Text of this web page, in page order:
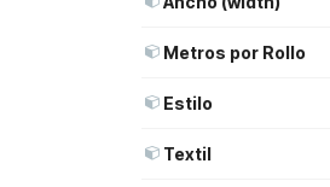
Metros por Rollo
Estilo
Textil